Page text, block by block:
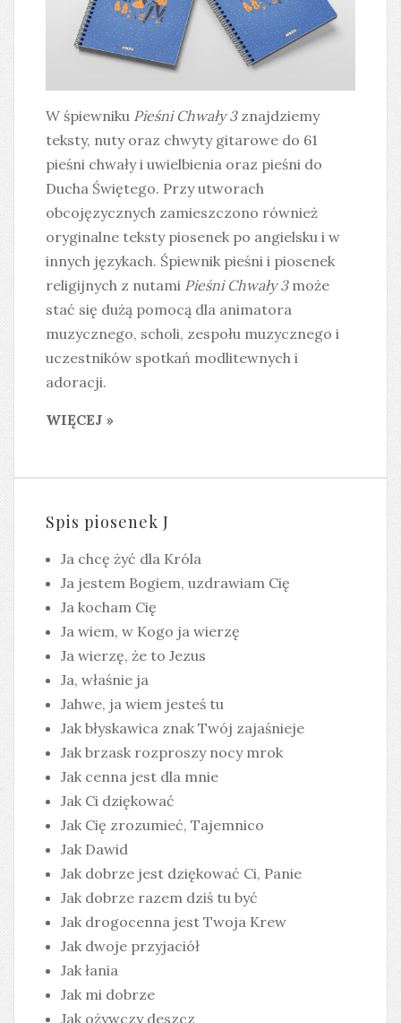
W śpiewniku Pieśni Chwały 3znajdziemy
teksty, nuty oraz chwyty gitarowe do 61
pieśni chwały i uwielbienia oraz pieśni do
Ducha Świętego. Przy utworach
obcojęzycznych zamieszczono również
oryginalne teksty piosenek po angielsku i w
innych językach. Śpiewnik pieśni i piosenek
religijnych z nutami Pieśni Chwały 3może
stać się dużą pomocą dla animatora
muzycznego, scholi, zespołu muzycznego i
uczestników spotkań modlitewnych i
adoracji.
WIĘCEJ »
Spis piosenek J
Ja chcę żyć dla Króla
Ja jestem Bogiem, uzdrawiam Cię
Ja kocham Cię
Ja wiem, w Kogo ja wierzę
Ja wierzę, że to Jezus
Ja, właśnie ja
Jahwe, ja wiem jesteś tu
Jak błyskawica znak Twój zajaśnieje
Jak brzask rozproszy nocy mrok
Jak cenna jest dla mnie
Jak Ci dziękować
Jak Cię zrozumieć, Tajemnico
Jak Dawid
Jak dobrze jest dziękować Ci, Panie
Jak dobrze razem dziś tu być
Jak drogocenna jest Twoja Krew
Jak dwoje przyjaciół
Jak łania
Jak mi dobrze
Jak ożywczy deszcz